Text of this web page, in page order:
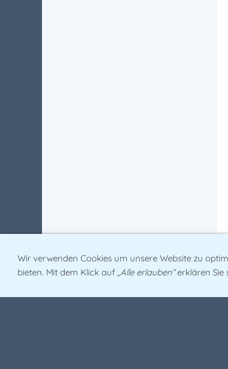
Wir verwenden Cookies um unsere Website zu
bieten. Mit dem Klick auf „Alle erlauben“erklären Sie